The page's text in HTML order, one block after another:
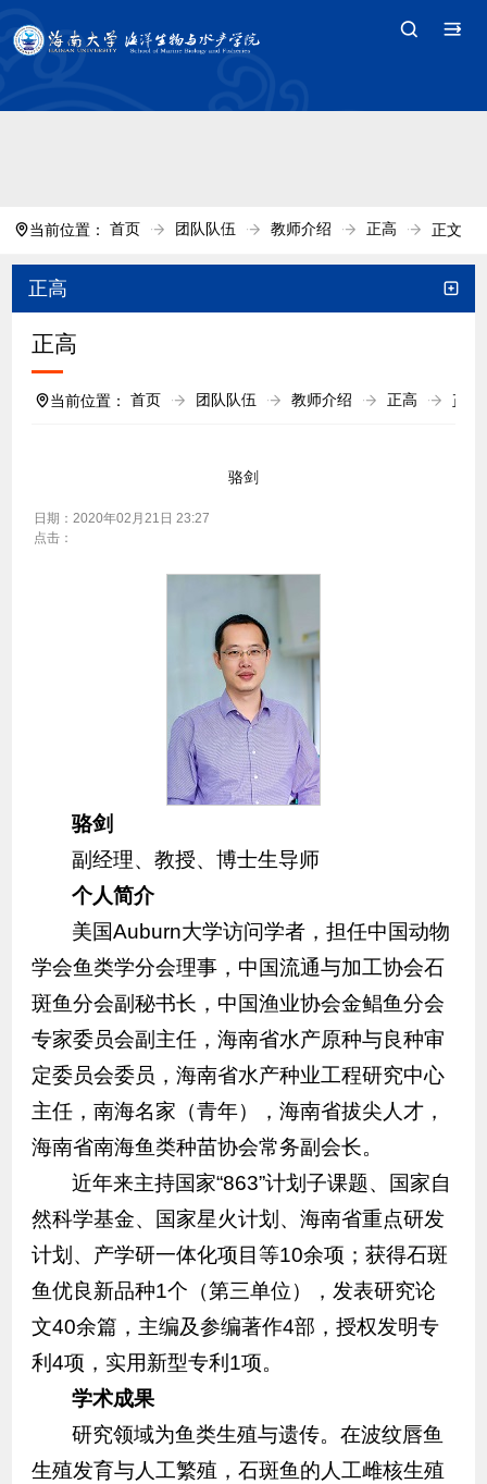
中国·tyc7111cc太阳(集团)官方网站-Branding
当前位置：首页 团队队伍 教师介绍 正高 正文
正高
正高
当前位置：首页 团队队伍 教师介绍 正高 正文
骆剑
日期：2020年02月21日 23:27
点击：
骆剑
副经理、教授、博士生导师
个人简介
美国Auburn大学访问学者，担任中国动物
学会鱼类学分会理事，中国流通与加工协会石
斑鱼分会副秘书长，中国渔业协会金鲳鱼分会
专家委员会副主任，海南省水产原种与良种审
定委员会委员，海南省水产种业工程研究中心
主任，南海名家（青年），海南省拔尖人才，
海南省南海鱼类种苗协会常务副会长。
近年来主持国家“863”计划子课题、国家自
然科学基金、国家星火计划、海南省重点研发
计划、产学研一体化项目等10余项；获得石斑
鱼优良新品种1个（第三单位），发表研究论
文40余篇，主编及参编著作4部，授权发明专
利4项，实用新型专利1项。
学术成果
研究领域为鱼类生殖与遗传。在波纹唇鱼
生殖发育与人工繁殖，石斑鱼的人工雌核生殖